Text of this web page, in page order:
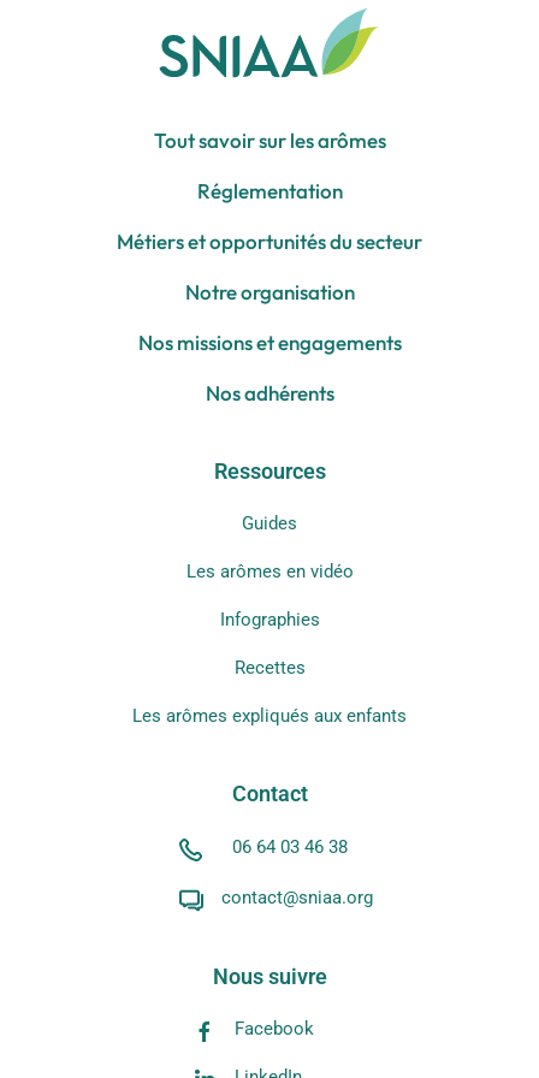
Tout savoir sur les arômes
Réglementation
Métiers et opportunités du secteur
Notre organisation
Nos missions et engagements
Nos adhérents
Ressources
Guides
Les arômes en vidéo
Infographies
Recettes
Les arômes expliqués aux enfants
Contact
06 64 03 46 38
contact@sniaa.org
Nous suivre
Facebook